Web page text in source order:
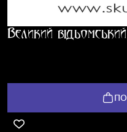
Великий